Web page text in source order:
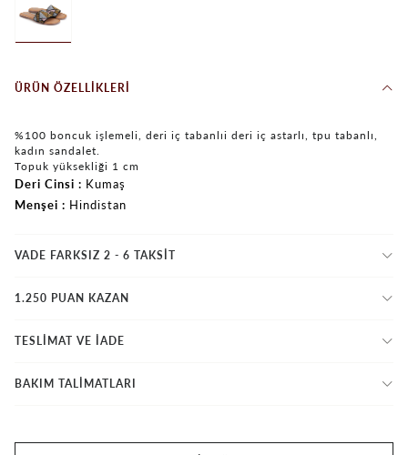
ÜRÜN ÖZELLIKLERI
%100 boncuk işlemeli, deri iç tabanlıi deri iç astarlı, tpu tabanlı,
kadın sandalet.
Topuk yüksekliği 1 cm
Deri Cinsi
Kumaş
Menşei
Hindistan
VADE FARKSIZ 2 - 6 TAKSIT
1.250 PUAN KAZAN
TESLİMAT VE İADE
BAKIM TALİMATLARI